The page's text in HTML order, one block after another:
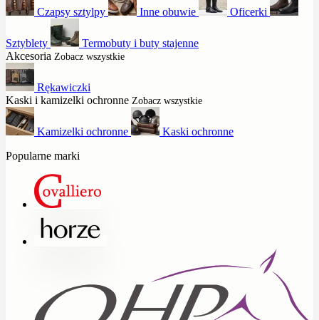
Czapsy sztylpy Inne obuwie Oficerki
Sztyblety
Termobuty i buty stajenne
Akcesoria Zobacz wszystkie
Rękawiczki
Kaski i kamizelki ochronne Zobacz wszystkie
Kamizelki ochronne
Kaski ochronne
Popularne marki